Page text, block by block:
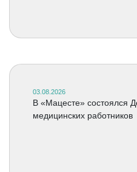
03.08.2026
В «Мацесте» состоялся
медицинских работников